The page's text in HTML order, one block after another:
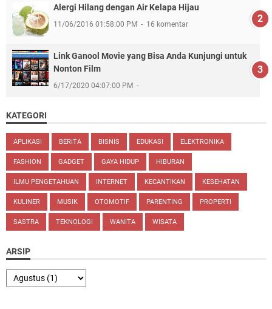
Alergi Hilang dengan Air Kelapa Hijau
11/06/2016 01:58:00 PM 16 komentar
Link Ganool Movie yang Bisa Anda Kunjungi untuk
Nonton Film
6/17/2020 04:07:00 PM
KATEGORI
APLIKASI BERITA BISNIS EDUKASI ELEKTRONIKA
FASHION GADGET GAYA HIDUP HIBURAN
ILMU PENGETAHUAN INTERNET KECANTIKAN KESEHATAN
KULINER MUSIK OTOMOTIF PARENTING PROPERTI
SASTRA TEKNOLOGI WANITA WISATA
ARSIP